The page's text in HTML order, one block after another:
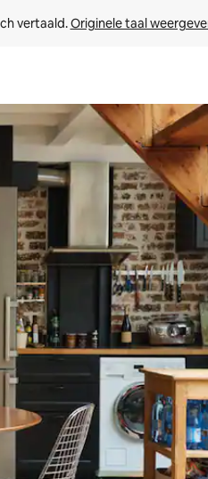
vertaald. Originele taal
en omlaag, óf door te